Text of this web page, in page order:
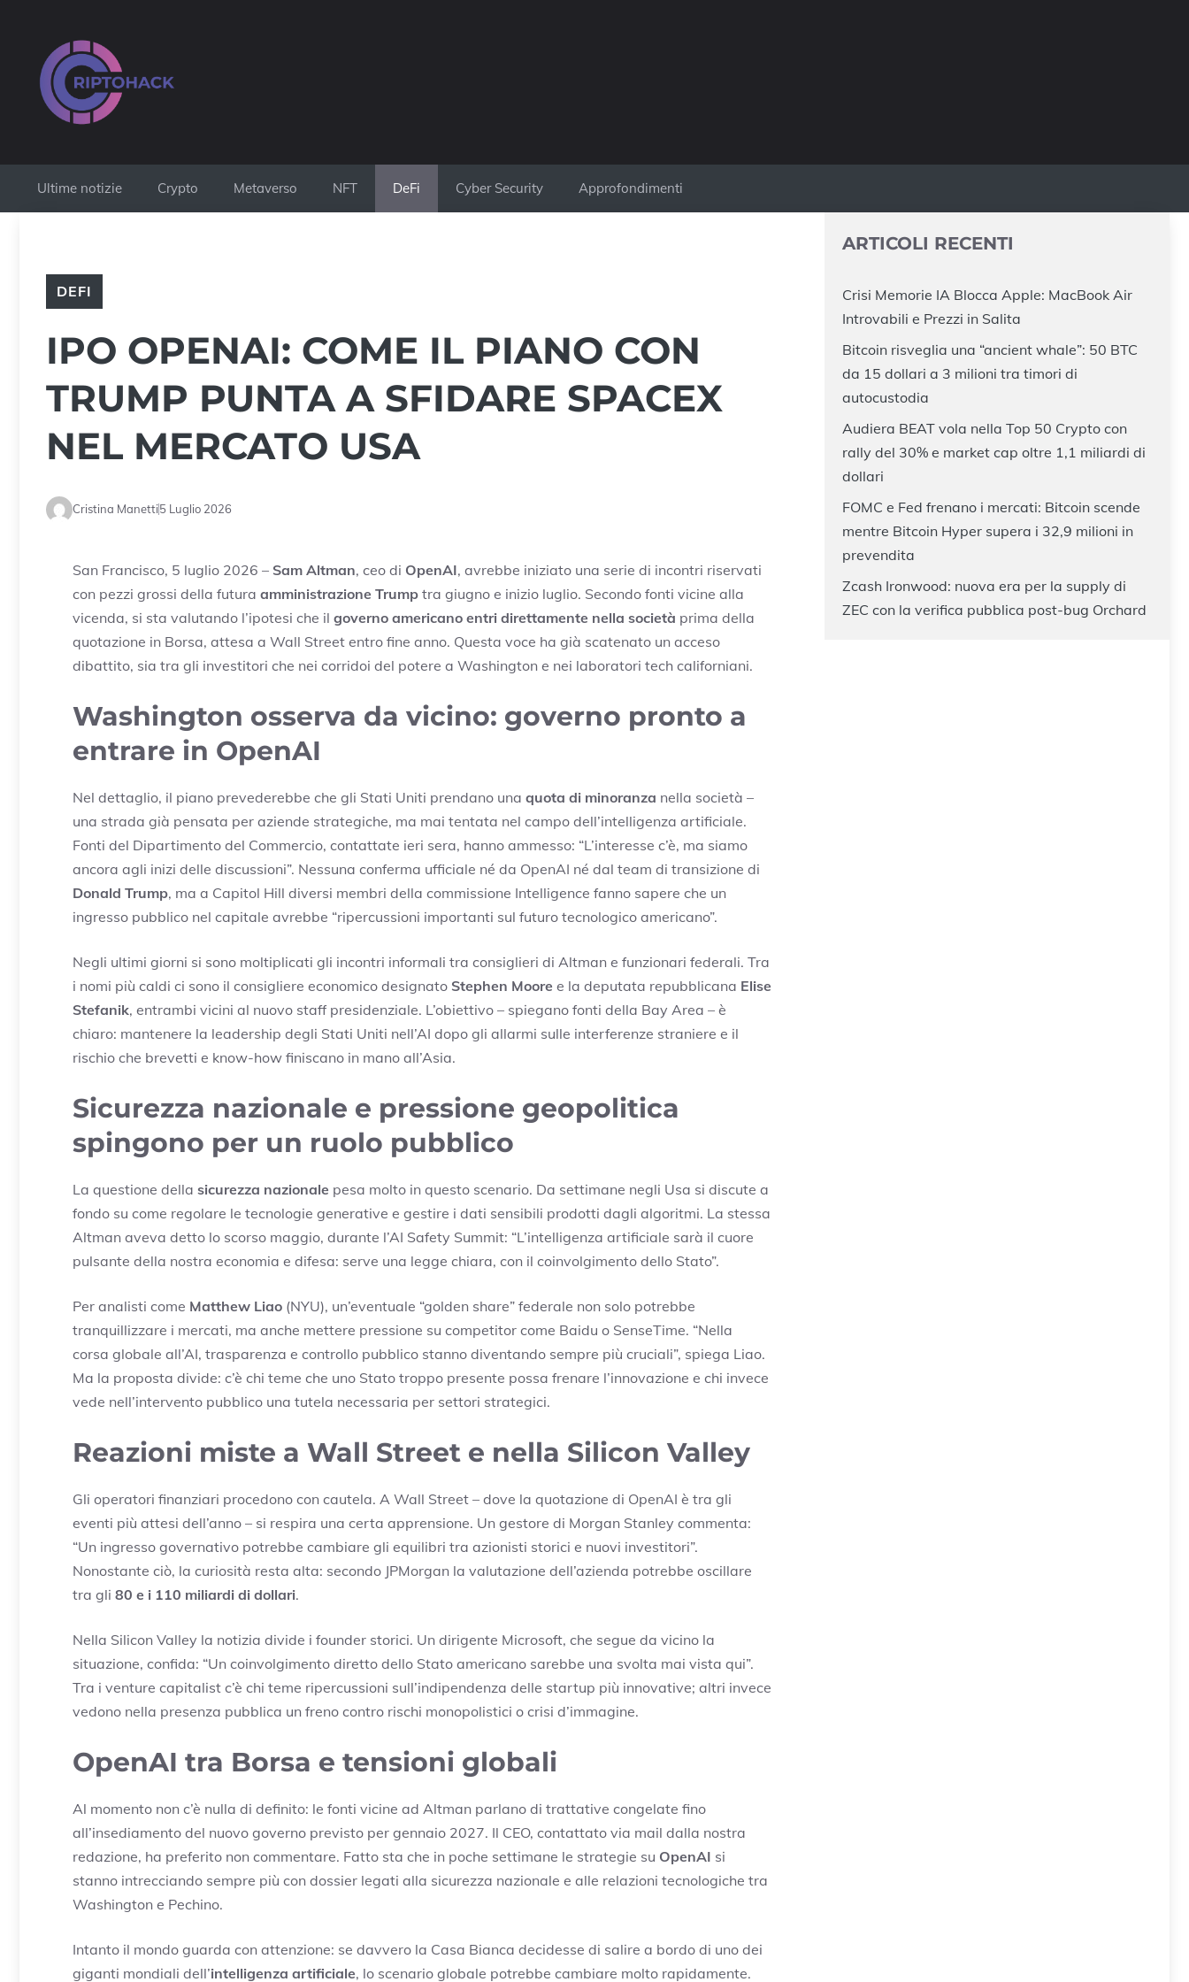
contenuto
Ultime notizie Crypto Metaverso NFT DeFi Cyber Security Approfondimenti
DEFI
IPO OPENAI: COME IL PIANO CON
TRUMP PUNTA A SFIDARE SPACEX
NEL MERCATO USA
Cristina Manetti5 Luglio 2026
San Francisco, 5 luglio 2026 – Sam Altman, ceo di OpenAI, avrebbe iniziato una serie di incontri riservati
con pezzi grossi della futura amministrazione Trump tra giugno e inizio luglio. Secondo fonti vicine alla
vicenda, si sta valutando l’ipotesi che il governo americano entri direttamente nella società prima della
quotazione in Borsa, attesa a Wall Street entro fine anno. Questa voce ha già scatenato un acceso
dibattito, sia tra gli investitori che nei corridoi del potere a Washington e nei laboratori tech californiani.
Washington osserva da vicino: governo pronto a
entrare in OpenAI
Nel dettaglio, il piano prevederebbe che gli Stati Uniti prendano una quota di minoranza nella società –
una strada già pensata per aziende strategiche, ma mai tentata nel campo dell’intelligenza artificiale.
Fonti del Dipartimento del Commercio, contattate ieri sera, hanno ammesso: “L’interesse c’è, ma siamo
ancora agli inizi delle discussioni”. Nessuna conferma ufficiale né da OpenAI né dal team di transizione di
Donald Trump, ma a Capitol Hill diversi membri della commissione Intelligence fanno sapere che un
ingresso pubblico nel capitale avrebbe “ripercussioni importanti sul futuro tecnologico americano”.
Negli ultimi giorni si sono moltiplicati gli incontri informali tra consiglieri di Altman e funzionari federali. Tra
i nomi più caldi ci sono il consigliere economico designato Stephen Moore e la deputata repubblicana Elise
Stefanik, entrambi vicini al nuovo staff presidenziale. L’obiettivo – spiegano fonti della Bay Area – è
chiaro: mantenere la leadership degli Stati Uniti nell’AI dopo gli allarmi sulle interferenze straniere e il
rischio che brevetti e know-how finiscano in mano all’Asia.
Sicurezza nazionale e pressione geopolitica
spingono per un ruolo pubblico
La questione della sicurezza nazionale pesa molto in questo scenario. Da settimane negli Usa si discute a
fondo su come regolare le tecnologie generative e gestire i dati sensibili prodotti dagli algoritmi. La stessa
Altman aveva detto lo scorso maggio, durante l’AI Safety Summit: “L’intelligenza artificiale sarà il cuore
pulsante della nostra economia e difesa: serve una legge chiara, con il coinvolgimento dello Stato”.
Per analisti come Matthew Liao (NYU), un’eventuale “golden share” federale non solo potrebbe
tranquillizzare i mercati, ma anche mettere pressione su competitor come Baidu o SenseTime. “Nella
corsa globale all’AI, trasparenza e controllo pubblico stanno diventando sempre più cruciali”, spiega Liao.
Ma la proposta divide: c’è chi teme che uno Stato troppo presente possa frenare l’innovazione e chi invece
vede nell’intervento pubblico una tutela necessaria per settori strategici.
Reazioni miste a Wall Street e nella Silicon Valley
Gli operatori finanziari procedono con cautela. A Wall Street – dove la quotazione di OpenAI è tra gli
eventi più attesi dell’anno – si respira una certa apprensione. Un gestore di Morgan Stanley commenta:
“Un ingresso governativo potrebbe cambiare gli equilibri tra azionisti storici e nuovi investitori”.
Nonostante ciò, la curiosità resta alta: secondo JPMorgan la valutazione dell’azienda potrebbe oscillare
tra gli 80 e i 110 miliardi di dollari.
Nella Silicon Valley la notizia divide i founder storici. Un dirigente Microsoft, che segue da vicino la
situazione, confida: “Un coinvolgimento diretto dello Stato americano sarebbe una svolta mai vista qui”.
Tra i venture capitalist c’è chi teme ripercussioni sull’indipendenza delle startup più innovative; altri invece
vedono nella presenza pubblica un freno contro rischi monopolistici o crisi d’immagine.
OpenAI tra Borsa e tensioni globali
Al momento non c’è nulla di definito: le fonti vicine ad Altman parlano di trattative congelate fino
all’insediamento del nuovo governo previsto per gennaio 2027. Il CEO, contattato via mail dalla nostra
redazione, ha preferito non commentare. Fatto sta che in poche settimane le strategie su OpenAI si
stanno intrecciando sempre più con dossier legati alla sicurezza nazionale e alle relazioni tecnologiche tra
Washington e Pechino.
Intanto il mondo guarda con attenzione: se davvero la Casa Bianca decidesse di salire a bordo di uno dei
giganti mondiali dell’intelligenza artificiale, lo scenario globale potrebbe cambiare molto rapidamente.
ARTICOLI RECENTI
Crisi Memorie IA Blocca Apple: MacBook Air
Introvabili e Prezzi in Salita
Bitcoin risveglia una “ancient whale”: 50 BTC
da 15 dollari a 3 milioni tra timori di
autocustodia
Audiera BEAT vola nella Top 50 Crypto con
rally del 30% e market cap oltre 1,1 miliardi di
dollari
FOMC e Fed frenano i mercati: Bitcoin scende
mentre Bitcoin Hyper supera i 32,9 milioni in
prevendita
Zcash Ironwood: nuova era per la supply di
ZEC con la verifica pubblica post-bug Orchard